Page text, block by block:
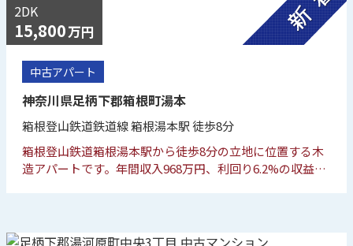
2DK
15,800万円
中古アパート
神奈川県足柄下郡箱根町湯本
箱根登山鉄道鉄道線 箱根湯本駅 徒歩8分
箱根登山鉄道箱根湯本駅から徒歩8分の立地に位置する木
造アパートです。年間収入968万円、利回り6.2%の収益物